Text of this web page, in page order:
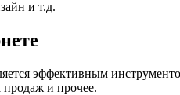
и т.д.
эффективным
продаж и прочее.